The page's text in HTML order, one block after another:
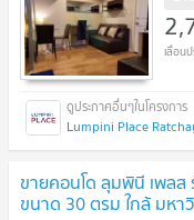
Lumpini Place
ขายคอนโด ลุมพินี เพลส
ขนาด 30 ตรม ใกล้ มห